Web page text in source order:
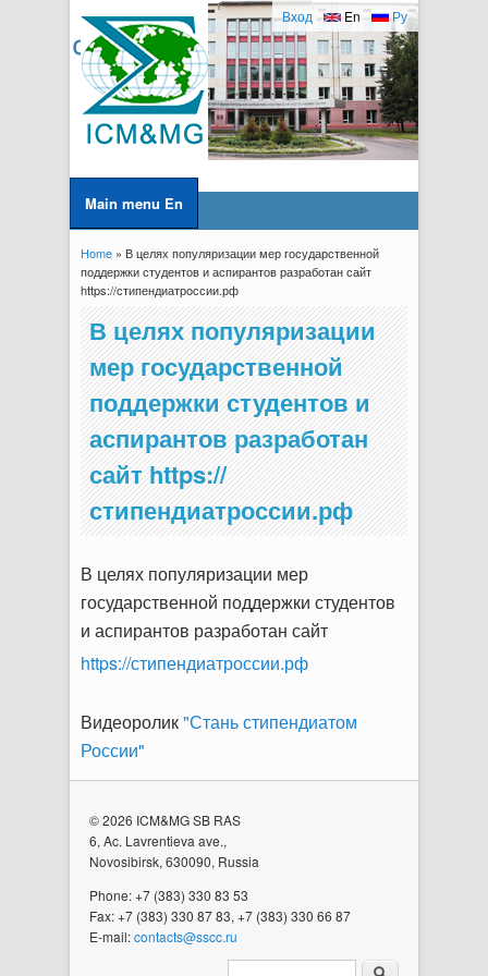
Ру
En
Вход
Main menu En
You are here
Home» В целях популяризации мер государственной
поддержки студентов и аспирантов разработан сайт
https://стипендиатроссии.рф
В целях популяризации
мер государственной
поддержки студентов и
аспирантов разработан
сайт https://
стипендиатроссии.рф
В целях популяризации мер
государственной поддержки студентов
и аспирантов разработан сайт
https://стипендиатроссии.рф
Видеоролик"Стань стипендиатом
России"
© 2026 ICM&MG SB RAS
6, Ac. Lavrentieva ave.,
Novosibirsk, 630090, Russia
Phone: +7 (383) 330 83 53
Fax: +7 (383) 330 87 83, +7 (383) 330 66 87
E-mail:contacts@sscc.ru